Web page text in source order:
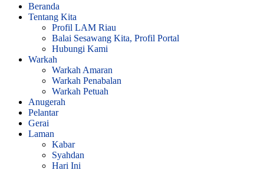
Beranda
Tentang Kita
Profil LAM Riau
Balai Sesawang Kita, Profil Portal
Hubungi Kami
Warkah
Warkah Amaran
Warkah Penabalan
Warkah Petuah
Anugerah
Pelantar
Gerai
Laman
Kabar
Syahdan
Hari Ini